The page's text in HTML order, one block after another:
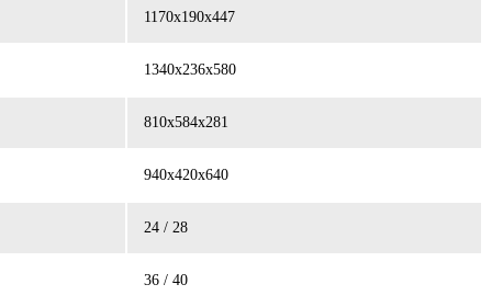
1170x190x447
1340x236x580
810x584x281
940x420x640
24 / 28
36 / 40